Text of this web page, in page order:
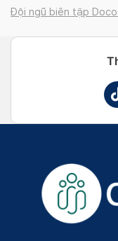
Đội ngũ biên tập